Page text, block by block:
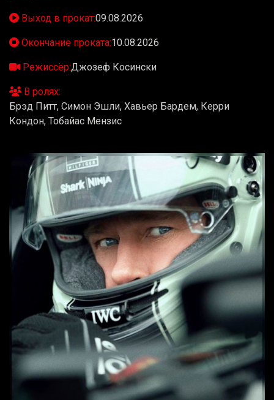
Выход в прокат:09.08.2026
Окончание проката:10.08.2026
Режиссёр:Джозеф Косински
В ролях:
Брэд Питт, Симон Эшли, Хавьер Бардем, Керри
Кондон, Тобайас Мензис